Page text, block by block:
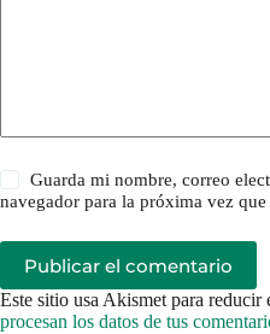
Guarda mi nombre, correo
navegador para la próxima vez que
Publicar el comentario
Este sitio usa Akismet para reducir
procesan los datos de tus